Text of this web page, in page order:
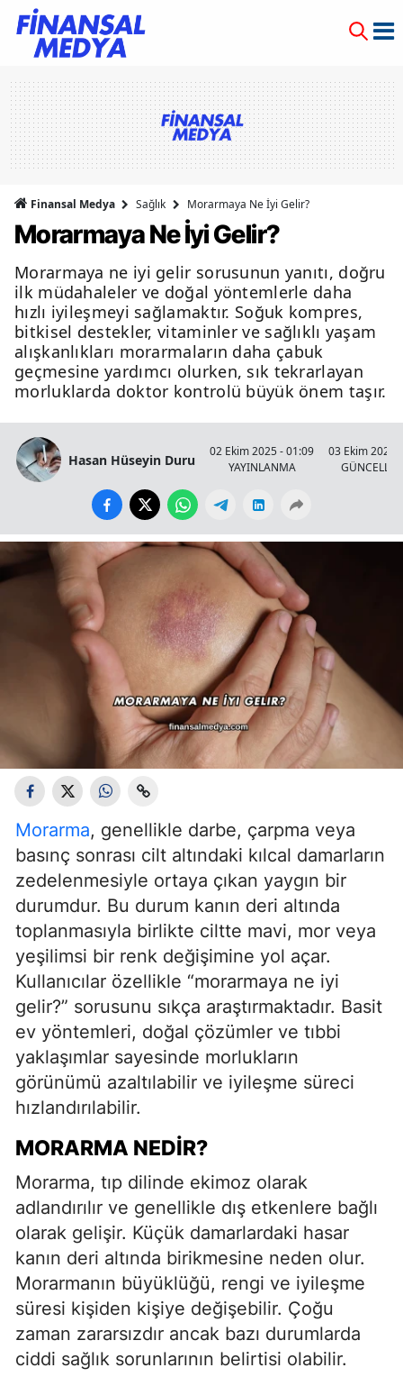
Finansal Medya Sağlık Morarmaya Ne İyi Gelir?
Morarmaya Ne İyi Gelir?
Morarmaya ne iyi gelir sorusunun yanıtı, doğru
ilk müdahaleler ve doğal yöntemlerle daha
hızlı iyileşmeyi sağlamaktır. Soğuk kompres,
bitkisel destekler, vitaminler ve sağlıklı yaşam
alışkanlıkları morarmaların daha çabuk
geçmesine yardımcı olurken, sık tekrarlayan
morluklarda doktor kontrolü büyük önem taşır.
Hasan Hüseyin Duru
02 Ekim 2025 - 01:09
YAYINLANMA
03 Ekim 2025
Morarma, genellikle darbe, çarpma veya
basınç sonrası cilt altındaki kılcal damarların
zedelenmesiyle ortaya çıkan yaygın bir
durumdur. Bu durum kanın deri altında
toplanmasıyla birlikte ciltte mavi, mor veya
yeşilimsi bir renk değişimine yol açar.
Kullanıcılar özellikle “morarmaya ne iyi
gelir?” sorusunu sıkça araştırmaktadır. Basit
ev yöntemleri, doğal çözümler ve tıbbi
yaklaşımlar sayesinde morlukların
görünümü azaltılabilir ve iyileşme süreci
hızlandırılabilir.
MORARMA NEDIR?
Morarma, tıp dilinde ekimoz olarak
adlandırılır ve genellikle dış etkenlere bağlı
olarak gelişir. Küçük damarlardaki hasar
kanın deri altında birikmesine neden olur.
Morarmanın büyüklüğü, rengi ve iyileşme
süresi kişiden kişiye değişebilir. Çoğu
zaman zararsızdır ancak bazı durumlarda
ciddi sağlık sorunlarının belirtisi olabilir.